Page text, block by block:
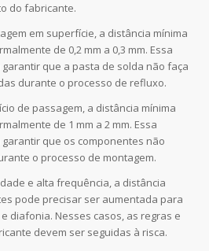
do fabricante.
em superfície, a distância mínima
de 0,2 mm a 0,3 mm. Essa
que a pasta de solda não faça
durante o processo de refluxo.
de passagem, a distância mínima
de 1 mm a 2 mm. Essa
que os componentes não
o processo de montagem.
e alta frequência, a distância
pode precisar ser aumentada para
diafonia. Nesses casos, as regras e
devem ser seguidas à risca.